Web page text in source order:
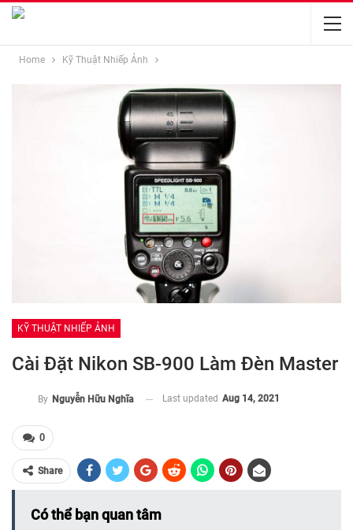
Home Kỹ Thuật Nhiếp Ảnh
KỸ THUẬT NHIẾP ẢNH
Cài Đặt Nikon SB-900 Làm Đèn Master
By Nguyễn Hữu Nghĩa Last updated Aug 14, 2021
0
Share
Có thể bạn quan tâm